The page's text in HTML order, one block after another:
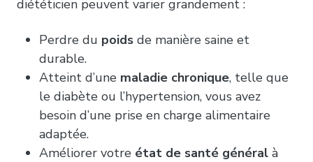
diététicien peuvent varier grandement :
Perdre du poids de manière saine et
durable.
Atteint d’une maladie chronique, telle que
le diabète ou l’hypertension, vous avez
besoin d’une prise en charge alimentaire
adaptée.
Améliorer votre état de santé général à